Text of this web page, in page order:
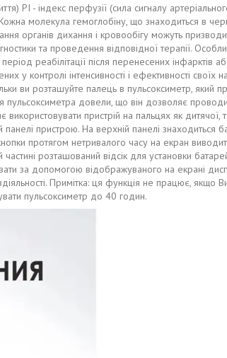
PI - індекс перфузії (сила сигналу
молекула гемоглобіну, що знаходиться в
органів дихання і кровообігу можуть
та проведення відповідної терапії.
реабілітації після перенесених інфарктів
у контролі інтенсивності і ефективності
ви розташуйте палець в пульсоксиметр,
пульсоксиметра довели, що він дозволяє
пристрій на пальцях як
пристрою. На верхній панелі знаходиться
протягом нетривалого часу на екран
розташований відсік для установки
за допомогою відображуваного на екрані
Примітка: ця функція не працює,
пульсоксиметр до 40 годин.